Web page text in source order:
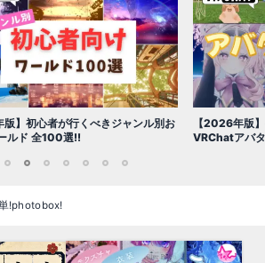
年版】初心者必見!!無料で使える
アバター（アバターワールド紹介）
【2026年
世界を味わ
ǃphotoboxǃ